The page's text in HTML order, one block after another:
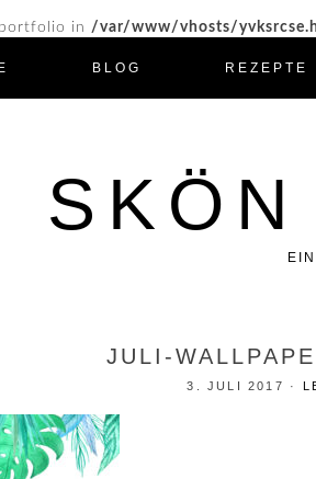
in /var/www/vhosts/
BLOG REZEPTE
JULI-
3. JULI 2017 ·